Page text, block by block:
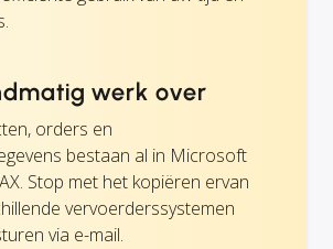
werk over
orders en
bestaan al in Microsoft
Stop met het kopiëren ervan
vervoerderssystemen
via e-mail.